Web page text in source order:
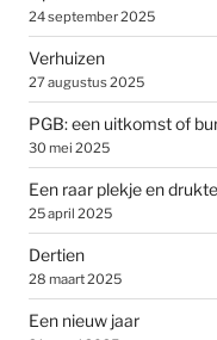
24 september 2025
Verhuizen
27 augustus 2025
PGB: een uitkomst of
30 mei 2025
Een raar plekje en drukte
25 april 2025
Dertien
28 maart 2025
Een nieuw jaar